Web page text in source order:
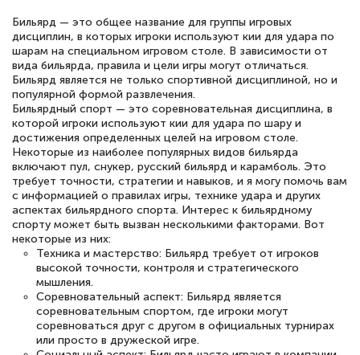
Бильярд — это общее название для группы игровых
дисциплин, в которых игроки используют кии для удара по
шарам на специальном игровом столе. В зависимости от
вида бильярда, правила и цели игры могут отличаться.
Бильярд является не только спортивной дисциплиной, но и
популярной формой развлечения.
Бильярдный спорт — это соревновательная дисциплина, в
которой игроки используют кии для удара по шару и
достижения определенных целей на игровом столе.
Некоторые из наиболее популярных видов бильярда
включают пул, снукер, русский бильярд и карамболь. Это
требует точности, стратегии и навыков, и я могу помочь вам
с информацией о правилах игры, технике удара и других
аспектах бильярдного спорта. Интерес к бильярдному
спорту может быть вызван несколькими факторами. Вот
некоторые из них:
Техника и мастерство: Бильярд требует от игроков
высокой точности, контроля и стратегического
мышления.
Соревновательный аспект: Бильярд является
соревновательным спортом, где игроки могут
соревноваться друг с другом в официальных турнирах
или просто в дружеской игре.